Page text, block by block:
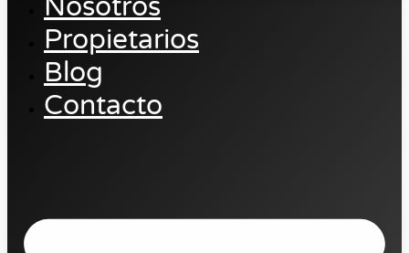
Nosotros
Propietarios
Blog
Contacto